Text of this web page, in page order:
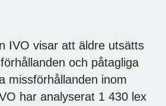
IVO visar att äldre utsätts
och påtagliga
missförhållanden inom
har analyserat 1 430 lex